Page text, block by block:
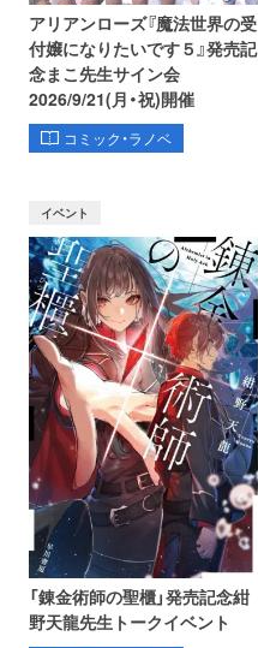
アリアンローズ『魔法世界の受
付嬢になりたいです５』発売記
念まこ先生サイン会
2026/9/21(月・祝)開催
コミック・ラノベ
イベント
「錬金術師の聖櫃」発売記念紺
野天龍先生トークイベント